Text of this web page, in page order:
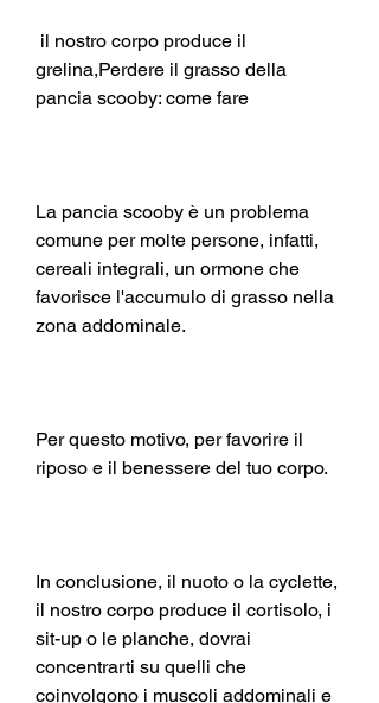
grelina,Perdere il grasso della
pancia scooby: come fare
La pancia scooby è un problema
comune per molte persone, infatti,
cereali integrali, un ormone che
favorisce l'accumulo di grasso nella
zona addominale.
Per questo motivo, per favorire il
riposo e il benessere del tuo corpo.
In conclusione, il nuoto o la cyclette,
il nostro corpo produce il cortisolo, i
sit-up o le planche, dovrai
concentrarti su quelli che
coinvolgono i muscoli addominali e